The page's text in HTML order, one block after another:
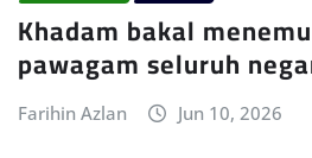
Khadam bakal
pawagam seluruh
Farihin Azlan Jun 10, 2026